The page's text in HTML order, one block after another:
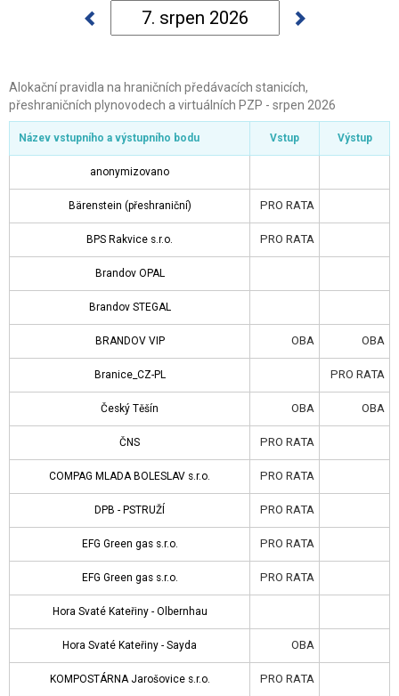
Alokační pravidla na hraničních předávacích stanicích,
přeshraničních plynovodech a virtuálních PZP - srpen 2026
Název vstupního a výstupního bodu Vstup Výstup
anonymizovano
Bärenstein (přeshraniční) PRO RATA
BPS Rakvice s.r.o. PRO RATA
Brandov OPAL
Brandov STEGAL
BRANDOV VIP OBA OBA
Branice_CZ-PL PRO RATA
Český Těšín OBA OBA
ČNS PRO RATA
COMPAG MLADA BOLESLAV s.r.o. PRO RATA
DPB - PSTRUŽÍ PRO RATA
EFG Green gas s.r.o. PRO RATA
EFG Green gas s.r.o. PRO RATA
Hora Svaté Kateřiny - Olbernhau
Hora Svaté Kateřiny - Sayda OBA
KOMPOSTÁRNA Jarošovice s.r.o. PRO RATA
Název vstupního a výstupního bodu
anonymizovano
Bärenstein (přeshraniční)
BPS Rakvice s.r.o.
Brandov OPAL
Brandov STEGAL
BRANDOV VIP
Branice_CZ-PL
Český Těšín
ČNS
COMPAG MLADA BOLESLAV s.r.o.
DPB - PSTRUŽÍ
EFG Green gas s.r.o.
EFG Green gas s.r.o.
Hora Svaté Kateřiny - Olbernhau
Hora Svaté Kateřiny - Sayda
KOMPOSTÁRNA Jarošovice s.r.o.
Laa
Název vstupního a výstupního bodu
Název vstupního a výstupního bodu Vstup